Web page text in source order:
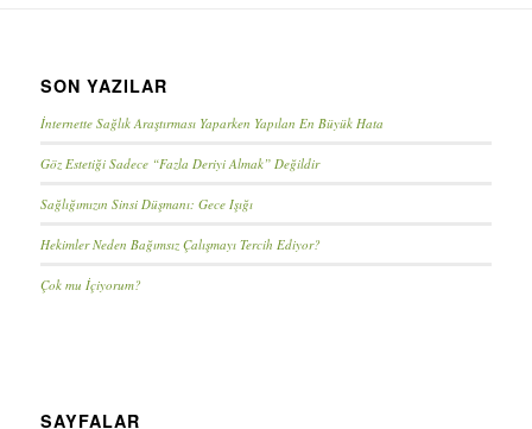
SON YAZILAR
İnternette Sağlık Araştırması Yaparken Yapılan En Büyük Hata
Göz Estetiği Sadece “Fazla Deriyi Almak” Değildir
Sağlığımızın Sinsi Düşmanı: Gece Işığı
Hekimler Neden Bağımsız Çalışmayı Tercih Ediyor?
Çok mu İçiyorum?
SAYFALAR